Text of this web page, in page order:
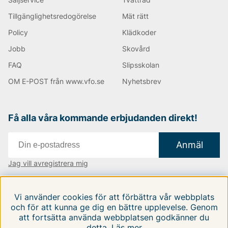
Informationen är tagen från leverantörens egen
hemsida*
Happy shopping önskar vi på Vingåkers Factory
Outlet AB!
Andra populära varumärken:
NN07
Björn Borg
Tillgänglighetsredogörelse
Policy
Jobb
FAQ
OM E-POST från www.vfo.se
Mät rätt
Klädkoder
Skovård
Slipsskolan
Nyhetsbrev
Få alla våra kommande erbjudanden direkt!
Anmäl
Jag vill avregistrera mig
Följ oss på våra sociala medier
Vi använder cookies för att förbättra vår webbplats
och för att kunna ge dig en bättre upplevelse. Genom
att fortsätta använda webbplatsen godkänner du